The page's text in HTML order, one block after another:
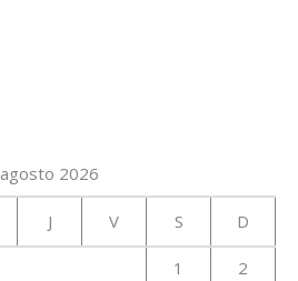
agosto 2026
J V S D
1
2